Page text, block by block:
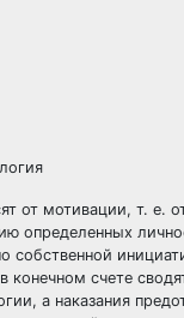
от мотивации, т.
счете
а наказания